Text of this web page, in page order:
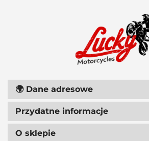
🌍 Dane adresowe
Przydatne informacje
O sklepie